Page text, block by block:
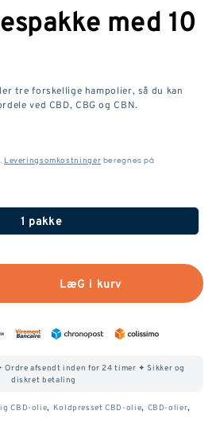
med 10
tre forskellige hampolier, så du kan
ved CBD, CBG og CBN.
Leveringsomkostninger beregnes på
1 pakke
LæG i kurv
afsendt inden for 24 timer ✦ Sikker og
diskret betaling
CBD-olie, Koldpresset CBD-olie, CBD-olier,